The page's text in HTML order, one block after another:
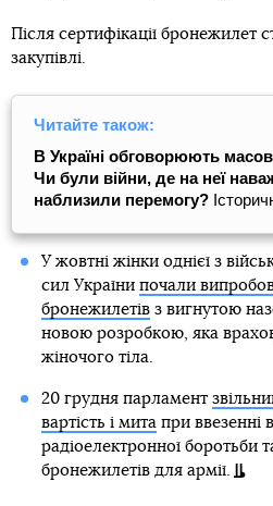
Після сертифікації бронежилет
закупівлі.
Читайте також:
В Україні обговорюють
Чи були війни, де на неї
наблизили перемогу?
У жовтні жінки однієї з
сил України почали
бронежилетівз вигнутою
новою розробкою, яка
жіночого тіла.
20 грудня парламент
вартість і митапри ввезенні
радіоелектронної боротьби
бронежилетів для армії.